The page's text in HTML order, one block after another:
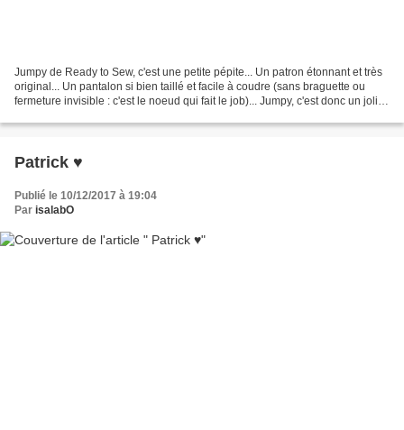
Jumpy de Ready to Sew, c'est une petite pépite... Un patron étonnant et très
original... Un pantalon si bien taillé et facile à coudre (sans braguette ou
fermeture invisible : c'est le noeud qui fait le job)... Jumpy, c'est donc un joli
Patrick ♥
Publié le 10/12/2017 à 19:04
Par isalabO